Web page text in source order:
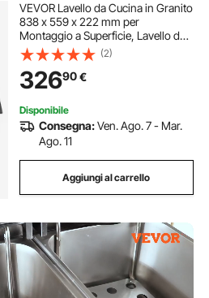
VEVOR Lavello da Cucina in Granito
838 x 559 x 222 mm per
Montaggio a Superficie, Lavello da
Cucina da Incasso in Stile Rurale
con Accessori, per Camper, Cucine
di Preparazione, Bar, Nero
(2)
32690€
Disponibile
Consegna:Ven. Ago. 7 - Mar.
Ago. 11
Aggiungi al carrello